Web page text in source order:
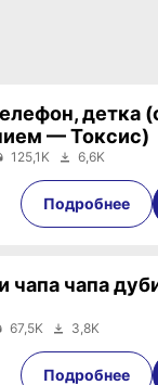
00:24
детка
— Токсис)
125,1K 6,6K
Подробнее
00:28
чапа чапа
67,5K 3,8K
Подробнее